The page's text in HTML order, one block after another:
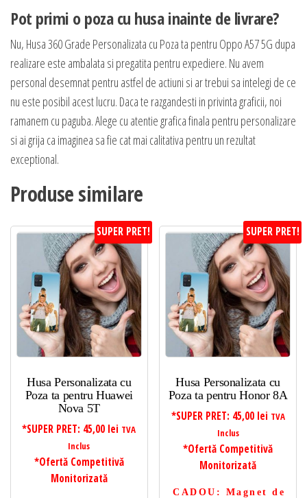
Pot primi o poza cu husa inainte de livrare?
Nu, Husa 360 Grade Personalizata cu Poza ta pentru Oppo A57 5G dupa
realizare este ambalata si pregatita pentru expediere. Nu avem
personal desemnat pentru astfel de actiuni si ar trebui sa intelegi de ce
nu este posibil acest lucru. Daca te razgandesti in privinta graficii, noi
ramanem cu paguba. Alege cu atentie grafica finala pentru personalizare
si ai grija ca imaginea sa fie cat mai calitativa pentru un rezultat
exceptional.
Produse similare
SUPER PRET!
Husa Personalizata cu
Poza ta pentru Huawei
Nova 5T
*SUPER PRET: 45,00 lei TVA
Inclus
*Ofertă Competitivă
Monitorizată
SUPER PRET!
Husa Personalizata cu
Poza ta pentru Honor 8A
*SUPER PRET: 45,00 lei TVA
Inclus
*Ofertă Competitivă
Monitorizată
CADOU : Magnet de